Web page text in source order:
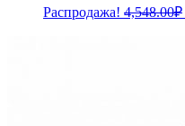
Распродажа! 4,548.00₽